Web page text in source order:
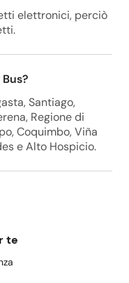
elettronici, perciò
Santiago,
Regione di
Coquimbo, Viña
e Alto Hospicio.
te